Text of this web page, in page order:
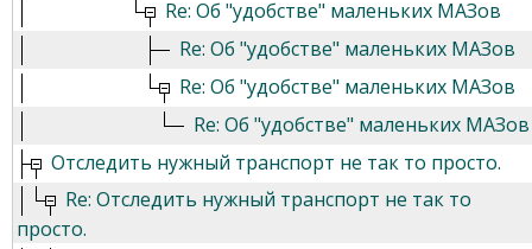
Re: Об "удобстве" маленьких МАЗов
Re: Об "удобстве" маленьких МАЗов
Re: Об "удобстве" маленьких МАЗов
Re: Об "удобстве" маленьких МАЗов
Отследить нужный транспорт не так то просто.
Re: Отследить нужный транспорт не так то
просто.